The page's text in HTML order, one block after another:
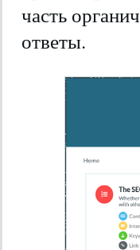
часть
ответы.